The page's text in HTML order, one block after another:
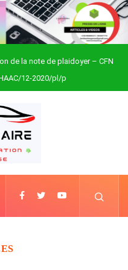
de la note de plaidoyer – CFN
Togo12-2020/pl/p